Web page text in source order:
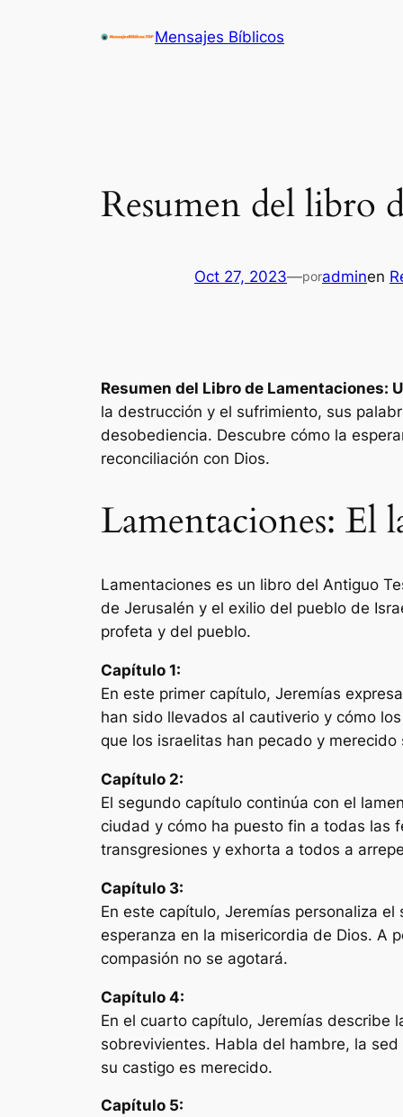
Mensajes Bíblicos
Resumen del libro
Oct 27, 2023—poradminen
Resumen del Libro de Lamentaciones:
la destrucción y el sufrimiento, sus
desobediencia. Descubre cómo la
reconciliación con Dios.
Lamentaciones: El
Lamentaciones es un libro del Antiguo
de Jerusalén y el exilio del pueblo de
profeta y del pueblo.
Capítulo 1:
En este primer capítulo, Jeremías
han sido llevados al cautiverio y cómo
que los israelitas han pecado y merecido
Capítulo 2:
El segundo capítulo continúa con el
ciudad y cómo ha puesto fin a todas las
transgresiones y exhorta a todos a
Capítulo 3:
En este capítulo, Jeremías personaliza
esperanza en la misericordia de Dios. A
compasión no se agotará.
Capítulo 4:
En el cuarto capítulo, Jeremías describe
sobrevivientes. Habla del hambre, la
su castigo es merecido.
Capítulo 5: